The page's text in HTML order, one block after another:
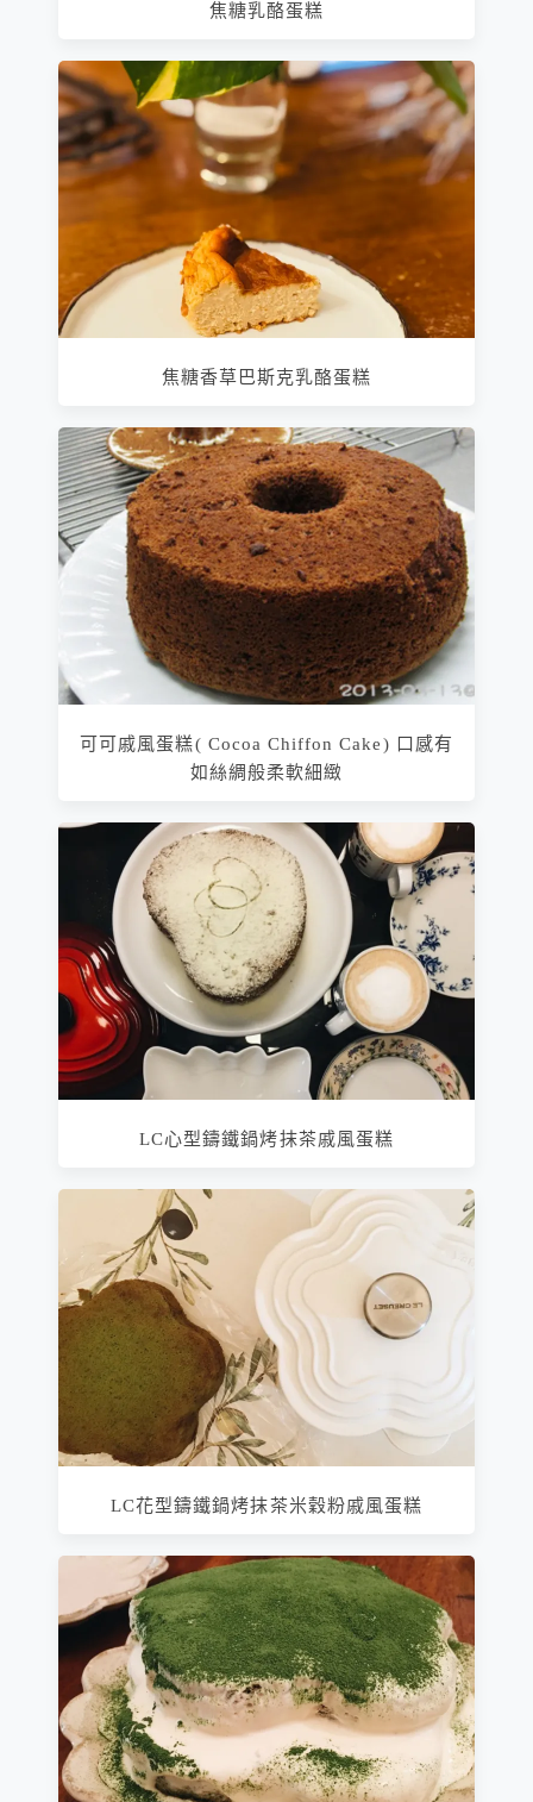
焦糖乳酪蛋糕
焦糖香草巴斯克乳酪蛋糕
可可戚風蛋糕( Cocoa Chiffon Cake) 口感有
如絲綢般柔軟細緻
LC心型鑄鐵鍋烤抹茶戚風蛋糕
LC花型鑄鐵鍋烤抹茶米穀粉戚風蛋糕